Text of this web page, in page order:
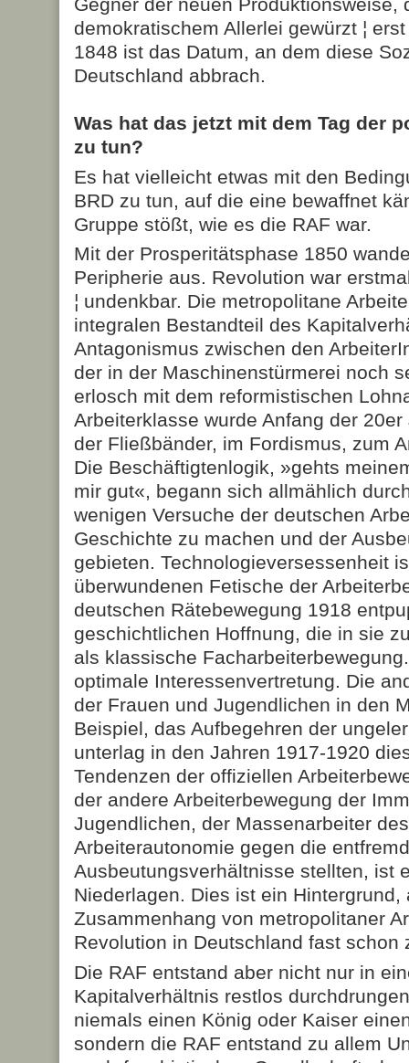
Gegner der neuen Produktionsweise,
demokratischem Allerlei gewürzt ¦
1848 ist das Datum, an dem diese
Deutschland abbrach.
Was hat das jetzt mit dem Tag der
zu tun?
Es hat vielleicht etwas mit den
BRD zu tun, auf die eine bewaffnet
Gruppe stößt, wie es die RAF war.
Mit der Prosperitätsphase 1850
Peripherie aus. Revolution war
¦ undenkbar. Die metropolitane
integralen Bestandteil des
Antagonismus zwischen den
der in der Maschinenstürmerei noch
erlosch mit dem reformistischen
Arbeiterklasse wurde Anfang der
der Fließbänder, im Fordismus, zum
Die Beschäftigtenlogik, »gehts
mir gut«, begann sich allmählich
wenigen Versuche der deutschen
Geschichte zu machen und der
gebieten. Technologieversessenheit
überwundenen Fetische der
deutschen Rätebewegung 1918
geschichtlichen Hoffnung, die in sie
als klassische
optimale Interessenvertretung. Die
der Frauen und Jugendlichen in den
Beispiel, das Aufbegehren der
unterlag in den Jahren 1917-1920
Tendenzen der offiziellen
der andere Arbeiterbewegung der
Jugendlichen, der Massenarbeiter
Arbeiterautonomie gegen die
Ausbeutungsverhältnisse stellten, ist
Niederlagen. Dies ist ein Hintergrund,
Zusammenhang von metropolitaner
Revolution in Deutschland fast schon
Die RAF entstand aber nicht nur in
Kapitalverhältnis restlos
niemals einen König oder Kaiser
sondern die RAF entstand zu allem